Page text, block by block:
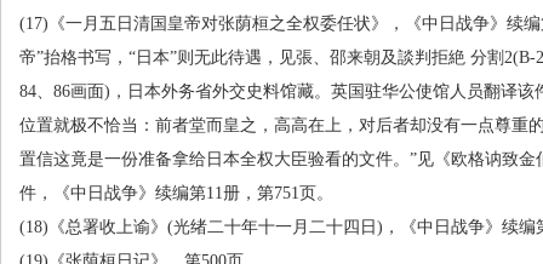
(17) 《一月五日清国皇帝对张荫桓之全权委任状》，《中日战争》续
帝”抬格书写，“日本”则无此待遇，见張、邵来朝及談判拒絶 分割 2(B-
84、 86画面) ，日本外务省外交史料馆藏。英国驻华公使馆人员翻译该
位置就极不恰当：前者堂而皇之，高高在上，对后者却没有一点尊重
置信这竟是一份准备拿给日本全权大臣验看的文件。”见《欧格讷致金
件，《中日战争》续编第11册，第751页。
(18) 《总署收上谕》 (光绪二十年十一月二十四日 ) ，《中日战争》续编